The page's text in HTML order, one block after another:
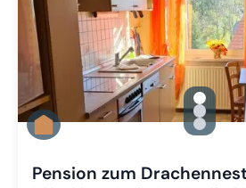
Zu
Zu
Zu
Pension zum